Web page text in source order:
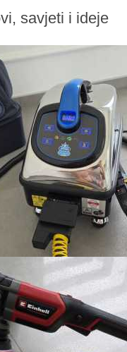
savjeti i ideje